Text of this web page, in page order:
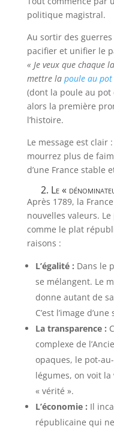
politique magistral.
Au sortir des
pacifier et unifier le
« Je veux que chaque
mettre la poule au pot
(dont la poule au
alors la première
l’histoire.
Le message est clair
mourrez plus de
d’une France stable
2. Le «
Après 1789, la
nouvelles valeurs.
comme le plat
raisons :
L’égalité : Dans le
se mélangent. Le
donne autant de
C’est l’image
La transparence :
complexe de
opaques, le pot-
légumes, on voit la
« vérité ».
L’économie : Il
républicaine qui